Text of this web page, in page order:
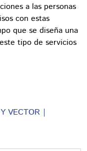
a las personas
con estas
que se diseña una
tipo de servicios
VECTOR